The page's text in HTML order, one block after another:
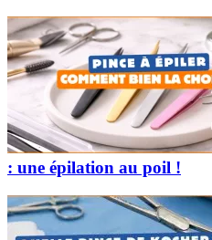
: une épilation au poil !